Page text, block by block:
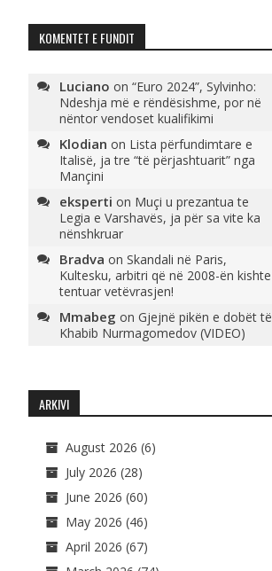
KOMENTET E FUNDIT
Luciano on “Euro 2024”, Sylvinho:
Ndeshja më e rëndësishme, por në
nëntor vendoset kualifikimi
Klodian on Lista përfundimtare e
Italisë, ja tre “të përjashtuarit” nga
Mançini
eksperti on Muçi u prezantua te
Legia e Varshavës, ja për sa vite ka
nënshkruar
Bradva on Skandali në Paris,
Kultesku, arbitri që në 2008-ën kishte
tentuar vetëvrasjen!
Mmabeg on Gjejnë pikën e dobët të
Khabib Nurmagomedov (VIDEO)
ARKIVI
August 2026 (6)
July 2026 (28)
June 2026 (60)
May 2026 (46)
April 2026 (67)